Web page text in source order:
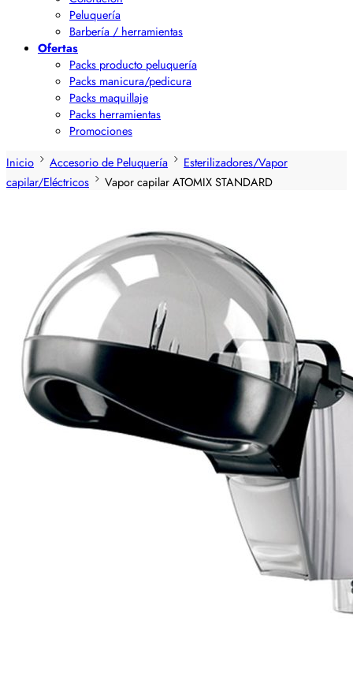
Peluquería
Barbería / herramientas
Ofertas
Packs producto peluquería
Packs manicura/pedicura
Packs maquillaje
Packs herramientas
Promociones
Inicio
Accesorio de Peluquería
Esterilizadores/Vapor
capilar/Eléctricos
Vapor capilar ATOMIX STANDARD